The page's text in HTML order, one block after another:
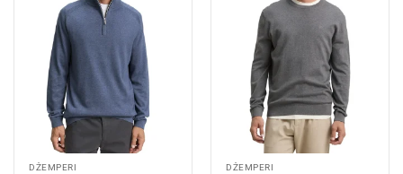
DŽEMPERI DŽEMPERI